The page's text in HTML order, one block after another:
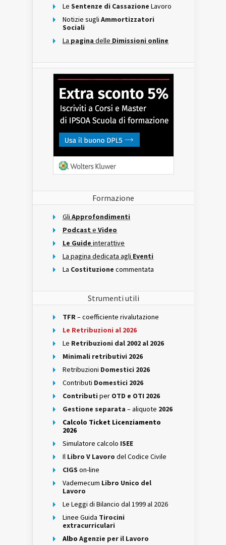
Le Sentenze di Cassazione Lavoro
Notizie sugli Ammortizzatori
Sociali
La pagina delle Dimissioni online
Formazione
Gli Approfondimenti
Podcast e Video
Le Guide interattive
La pagina dedicata agli Eventi
La Costituzione commentata
Strumenti utili
TFR– coefficiente rivalutazione
Le Retribuzioni al 2026
Le Retribuzioni dal 2002 al 2026
Minimali retributivi 2026
Retribuzioni Domestici 2026
Contributi Domestici 2026
Contributi per OTD e OTI 2026
Gestione separata – aliquote 2026
Calcolo Ticket Licenziamento
2026
Simulatore calcolo ISEE
Il Libro V Lavoro del Codice Civile
CIGS on-line
Vademecum Libro Unico del
Lavoro
Le Leggi di Bilancio dal 1999 al 2026
Linee Guida Tirocini
extracurriculari
Albo Agenzie per il Lavoro